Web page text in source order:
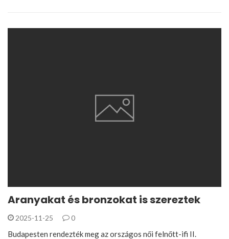
Aranyakat és bronzokat is szereztek
2025-11-25 0
Budapesten rendezték meg az országos női felnőtt-ifi II.